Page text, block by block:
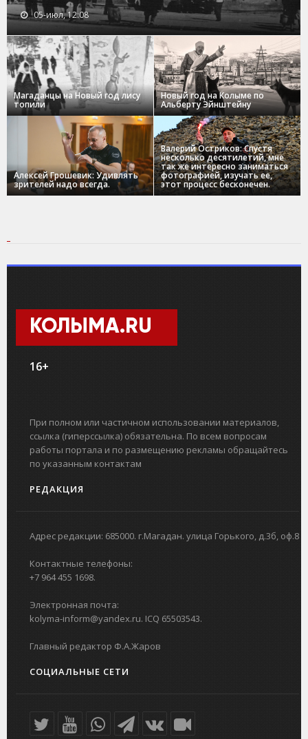
05-июл, 12:08
Магаданцы на Новый год лису
топили
Новый год на Колыме по
Альберту Эйнштейну
Алексей Грошевик: Удивлять
зрителей надо всегда.
Валерий Остриков: Спустя
несколько десятилетий, мне
так же интересно заниматься
фотографией, изучать ее,
этот процесс бесконечен.
КОЛЫМА.RU
16+
При полном или частичном использовании материалов,
ссылка (гиперссылка) обязательна. По всем вопросам
работы портала и по размещению рекламы обращайтесь
по указанным контактам
РЕДАКЦИЯ
Адрес редакции: 685000. г.Магадан. улица Горького, д.3б, оф.8
Контактные телефоны:
+7 964 455 1698.
Электронная почта:
kolyma-inform@yandex.ru. ICQ 65503543.
Главный редактор Ф.А.Жаров
СОЦИАЛЬНЫЕ СЕТИ